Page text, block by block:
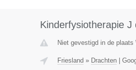
Kinderfysiotherapie J
Niet gevestigd in de
Friesland » Drachten|